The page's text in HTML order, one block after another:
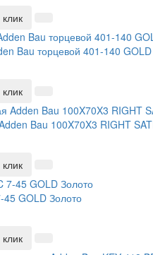
Bau торцевой 401-140 GOLD
Bau 100X70X3 RIGHT
45 GOLD Золото